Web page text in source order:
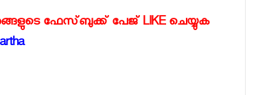
ഫേസ്‌ബുക്ക്‌ പേജ് LIKE ചെയ്യുക